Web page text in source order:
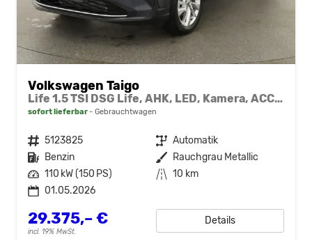
Volkswagen Taigo
Life 1.5 TSI DSG Life, AHK, LED, Kamera, ACC, Winter, 17-Zoll
sofort lieferbar Gebrauchtwagen
Fahrzeugnr. 5123825 Getriebe Automatik
Kraftstoff Benzin Außenfarbe Rauchgrau Metallic
Leistung 110 kW (150 PS) Kilometerstand 10 km
01.05.2026
29.375,– €
incl. 19% MwSt.
Details